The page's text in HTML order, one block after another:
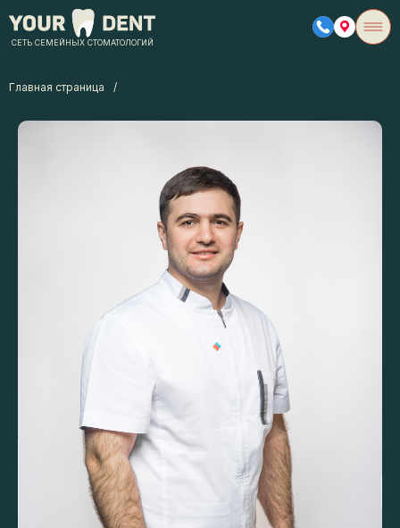
СЕТЬ СЕМЕЙНЫХ СТОМАТОЛОГИЙ
Главная страница /